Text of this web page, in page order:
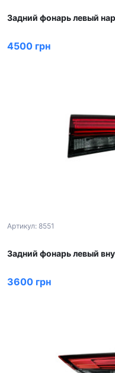
Задний фонарь левый
4500 грн
Артикул: 8551
Задний фонарь левый
3600 грн